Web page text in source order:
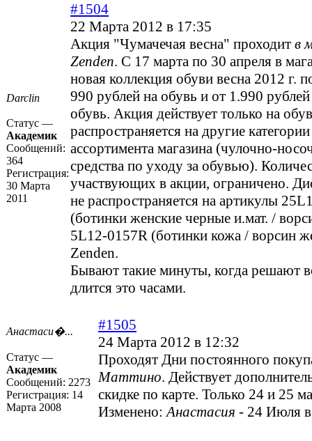
Darclin
Статус —
Академик
Сообщений:
364
Регистрация:
30 Марта
2011
#1504
22 Марта 2012 в 17:35
Акция "Чумачечая весна" проходит в
Zenden. С 17 марта по 30 апреля в
новая коллекция обуви весна 2012 г.
990 рублей на обувь и от 1.990
обувь. Акция действует только на
распространяется на другие
ассортимента магазина (чулочно-
средства по уходу за обувью).
участвующих в акции, ограничено.
не распространяется на артикулы
(ботинки женские черные и.мат. /
5L12-0157R (ботинки кожа / ворсин
Zenden.
Бывают такие минуты, когда решают
длится это часами.
Анастаси�...
Статус —
Академик
Сообщений: 2273
Регистрация: 14
Марта 2008
#1505
24 Марта 2012 в 12:32
Проходят Дни постоянного
Маттино. Действует
скидке по карте. Только 24 и 25
Изменено:Анастасия - 24 Июля